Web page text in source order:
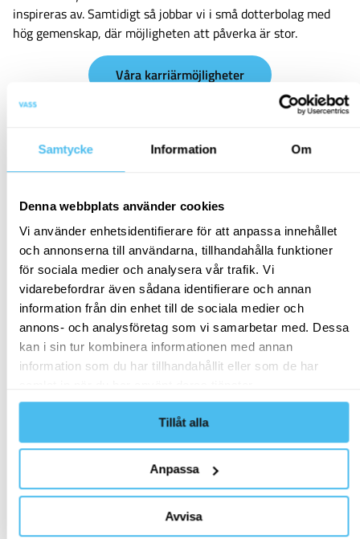
Samtycke Information Om
Denna webbplats använder cookies
Vi använder enhetsidentifierare för att anpassa innehållet
och annonserna till användarna, tillhandahålla funktioner
för sociala medier och analysera vår trafik. Vi
vidarebefordrar även sådana identifierare och annan
information från din enhet till de sociala medier och
annons- och analysföretag som vi samarbetar med. Dessa
kan i sin tur kombinera informationen med annan
information som du har tillhandahållit eller som de har
Tillåt alla
Anpassa
Avvisa
inspireras av. Samtidigt så jobbar vi i små dotterbolag med
hög gemenskap, där möjligheten att påverka är stor.
Våra karriärmöjligheter
Relaterat innehåll
Att jobba som produktägare
Dyk in i produktägarens värld med Magnus Lindell. Läs
om hur rollen är nyckeln till digital framgång.